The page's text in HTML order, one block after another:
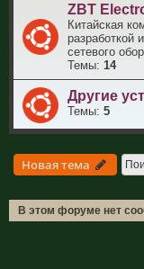
ZBT
Китайская
разработкой
сетевого
Темы: 14
Другие
Темы: 5
Новая тема
В этом форуме нет